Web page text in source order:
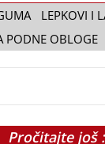
LEPKOVI I
PODNE OBLOGE
Pročitajte još :